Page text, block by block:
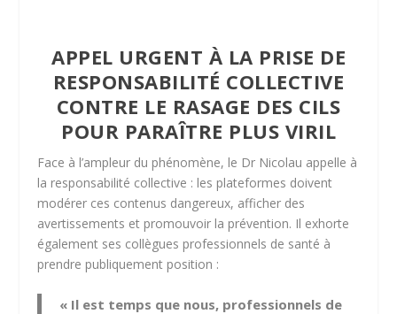
APPEL URGENT À LA PRISE DE
RESPONSABILITÉ COLLECTIVE
CONTRE LE RASAGE DES CILS
POUR PARAÎTRE PLUS VIRIL
Face à l’ampleur du phénomène, le Dr Nicolau appelle à
la responsabilité collective : les plateformes doivent
modérer ces contenus dangereux, afficher des
avertissements et promouvoir la prévention. Il exhorte
également ses collègues professionnels de santé à
prendre publiquement position :
« Il est temps que nous, professionnels de